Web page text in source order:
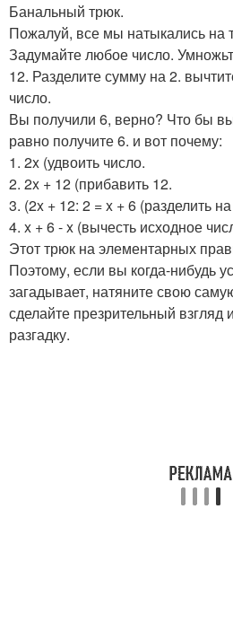
Банальный трюк.
Пожалуй, все мы натыкались на
Задумайте любое число.
12. Разделите сумму на 2.
число.
Вы получили 6, верно? Что бы
равно получите 6. и вот почему:
1. 2x (удвоить число.
2. 2x + 12 (прибавить 12.
3. (2x + 12: 2 = x + 6 (разделить
4. x + 6 - x (вычесть исходное
Этот трюк на элементарных
Поэтому, если вы когда-нибудь
загадывает, натяните свою
сделайте презрительный взгляд
разгадку.